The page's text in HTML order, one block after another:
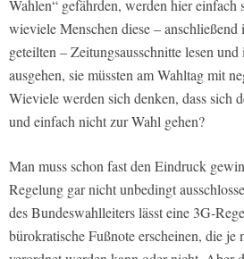
Wahlen“ gefährden, werden hier einfach
wieviele Menschen diese – anschließend
geteilten – Zeitungsausschnitte lesen
ausgehen, sie müssten am Wahltag mit
Wieviele werden sich denken, dass sich
und einfach nicht zur Wahl gehen?
Man muss schon fast den Eindruck
Regelung gar nicht unbedingt
des Bundeswahlleiters lässt eine 3G-
bürokratische Fußnote erscheinen, die je